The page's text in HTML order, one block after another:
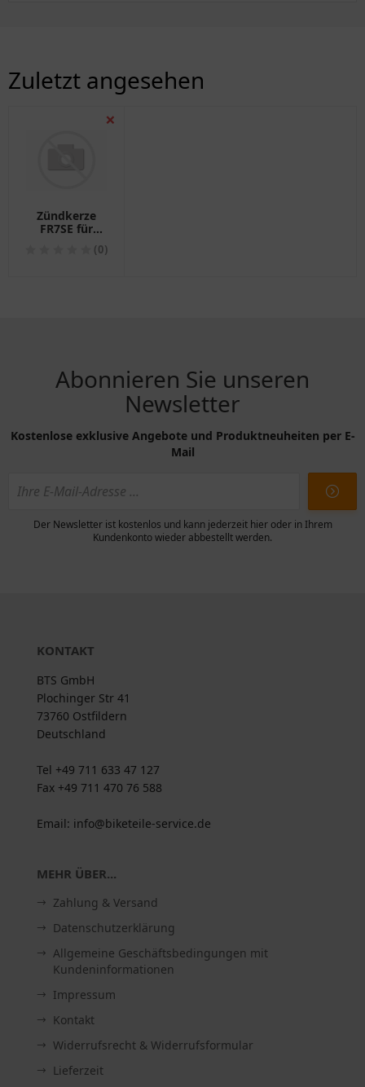
Zuletzt angesehen
❌
Zündkerze
FR7SE für
Motorräder(0)
Abonnieren Sie unseren
Newsletter
Kostenlose exklusive Angebote und Produktneuheiten per E-
Mail
Der Newsletter ist kostenlos und kann jederzeit hier oder in Ihrem
Kundenkonto wieder abbestellt werden.
KONTAKT
BTS GmbH
Plochinger Str 41
73760 Ostfildern
Deutschland
Tel +49 711 633 47 127
Fax +49 711 470 76 588
Email: info@biketeile-service.de
MEHR ÜBER...
Zahlung & Versand
Datenschutzerklärung
Allgemeine Geschäftsbedingungen mit
Kundeninformationen
Impressum
Kontakt
Widerrufsrecht & Widerrufsformular
Lieferzeit